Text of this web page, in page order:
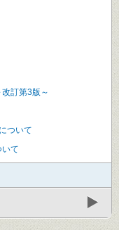
訂第3版～
ついて
て